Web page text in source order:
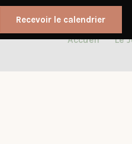
Accueil Le
Recevoir le calendrier